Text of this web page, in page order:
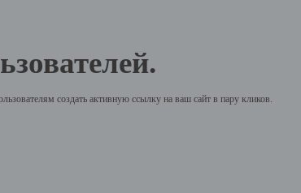
создать активную ссылку на ваш сайт в пару кликов.